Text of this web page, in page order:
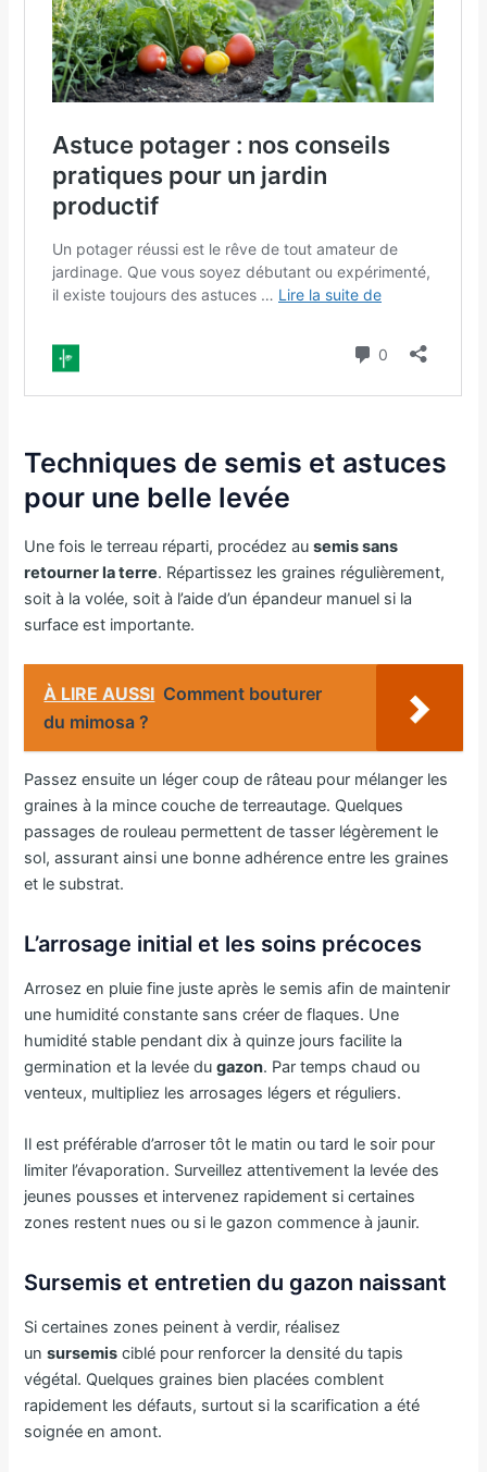
Techniques de semis et astuces
pour une belle levée
Une fois le terreau réparti, procédez ausemis sans
retourner la terre. Répartissez les graines régulièrement,
soit à la volée, soit à l’aide d’un épandeur manuel si la
surface est importante.
À LIRE AUSSI Comment bouturer
du mimosa ?
Passez ensuite un léger coup de râteau pour mélanger les
graines à la mince couche de terreautage. Quelques
passages de rouleau permettent de tasser légèrement le
sol, assurant ainsi une bonne adhérence entre les graines
et le substrat.
L’arrosage initial et les soins précoces
Arrosez en pluie fine juste après le semis afin de maintenir
une humidité constante sans créer de flaques. Une
humidité stable pendant dix à quinze jours facilite la
germination et la levée dugazon. Par temps chaud ou
venteux, multipliez les arrosages légers et réguliers.
Il est préférable d’arroser tôt le matin ou tard le soir pour
limiter l’évaporation. Surveillez attentivement la levée des
jeunes pousses et intervenez rapidement si certaines
zones restent nues ou si le gazon commence à jaunir.
Sursemis et entretien du gazon naissant
Si certaines zones peinent à verdir, réalisez
unsursemis ciblé pour renforcer la densité du tapis
végétal. Quelques graines bien placées comblent
rapidement les défauts, surtout si la scarification a été
soignée en amont.